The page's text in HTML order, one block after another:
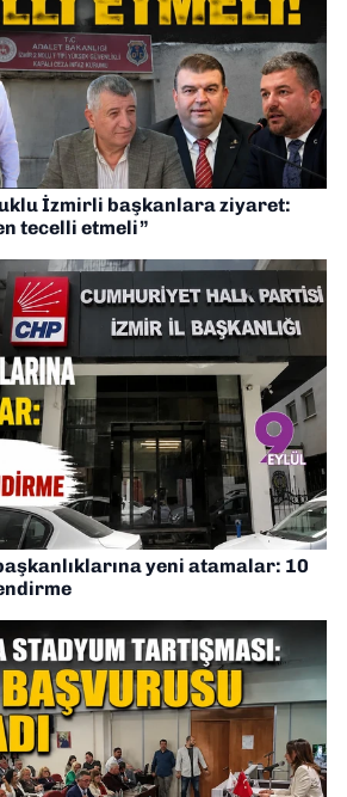
İzmirli başkanlara ziyaret:
tecelli etmeli”
yeni atamalar: 10